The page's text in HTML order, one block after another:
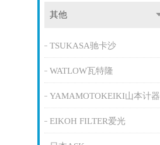
其他
TSUKASA驰卡沙
WATLOW瓦特隆
YAMAMOTOKEIKI山本计器
EIKOH FILTER爱光